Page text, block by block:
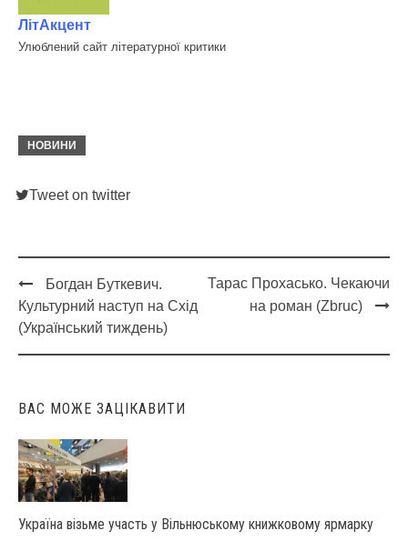
ЛітАкцент
Улюблений сайт літературної критики
НОВИНИ
Tweet on twitter
Post
navigation
Богдан Буткевич.
Культурний наступ на Схід
(Український тиждень)
Тарас Прохасько. Чекаючи
на роман (Zbruc)
ВАС МОЖЕ ЗАЦІКАВИТИ
Україна візьме участь у Вільнюському книжковому ярмарку